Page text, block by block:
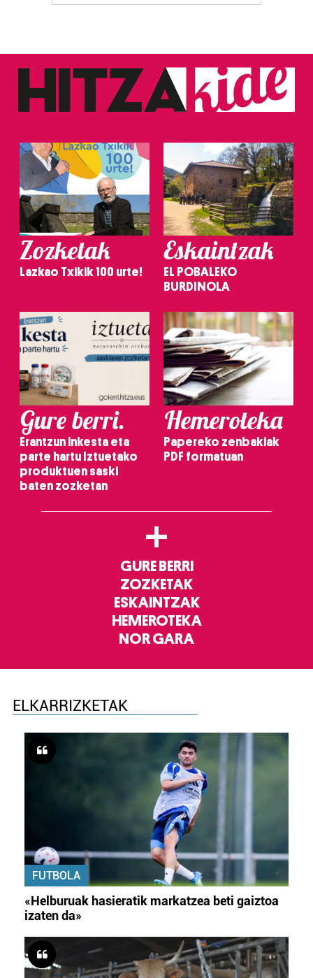
Zozketak
Lazkao Txikik 100 urte!
Eskaintzak
EL POBALEKO
BURDINOLA
Gure berri.
Erantzun inkesta eta
parte hartu Iztuetako
produktuen saski
baten zozketan
Hemeroteka
Papereko zenbakiak
PDF formatuan
+
GURE BERRI
ZOZKETAK
ESKAINTZAK
HEMEROTEKA
NOR GARA
ELKARRIZKETAK
FUTBOLA
«Helburuak hasieratik markatzea beti gaiztoa
izaten da»